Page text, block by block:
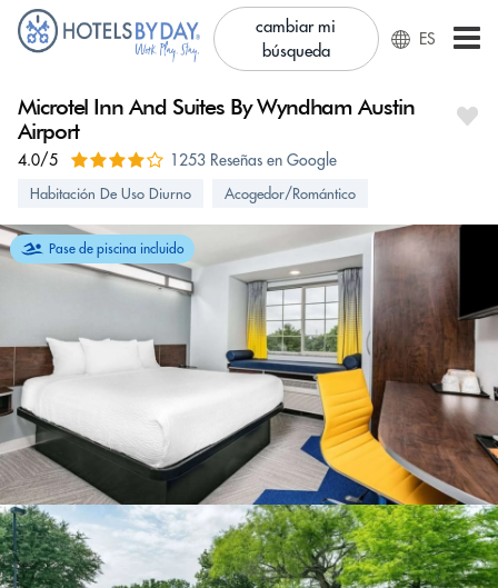
cambiar mi
búsqueda
ES
Microtel Inn And Suites By Wyndham Austin
Airport
4.0/5 1253 Reseñas en Google
Habitación De Uso Diurno Acogedor/Romántico
Pase de piscina incluido